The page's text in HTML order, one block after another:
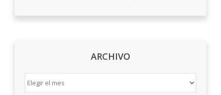
ARCHIVO
ARCHIVO